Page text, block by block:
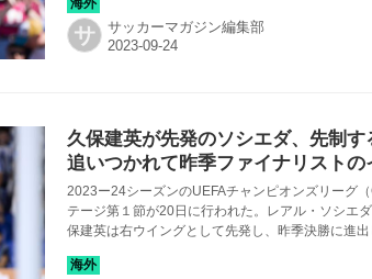
サ サッカーマガジン編集部
久保建英が先発のソシエダ、先制
追いつかれて昨季ファイナリストの
ロー【CL】
2023ー24シーズンのUEFAチャンピオンズリーグ
テージ第１節が20日に行われた。レアル・ソシエ
保建英は右ウイングとして先発し、昨季決勝に進出
に試合を進めたソシエダは前半に先制。その後、終